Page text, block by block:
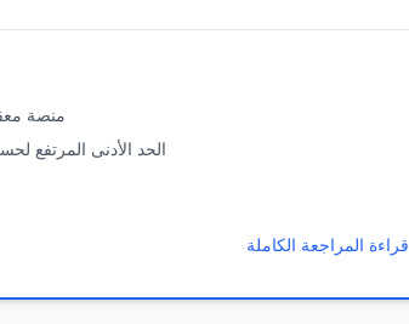
منصة
الحد الأدنى المرتفع
قراءة المراجعة الكاملة